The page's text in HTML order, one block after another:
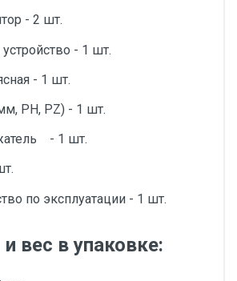
- 2 шт.
- 1 шт.
- 1 шт.
PH, PZ) - 1 шт.
- 1 шт.
по эксплуатации - 1 шт.
вес в упаковке: